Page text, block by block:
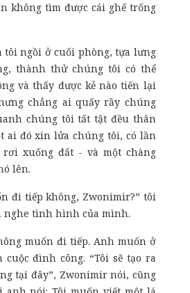
không tìm được cái ghế trống
tôi ngồi ở cuối phòng, tựa lưng
thành thử chúng tôi có thể
và thấy được kẻ nào tiến lại
chẳng ai quấy rầy chúng
chúng tôi tất tật đều thân
ai đó xin lửa chúng tôi, có lần
rơi xuống đất - và một chàng
lên.
đi tiếp không, Zwonimir?” tôi
nghe tình hình của mình.
muốn đi tiếp. Anh muốn ở
đình công. “Tôi sẽ tạo ra
tại đây”, Zwonimir nói, cũng